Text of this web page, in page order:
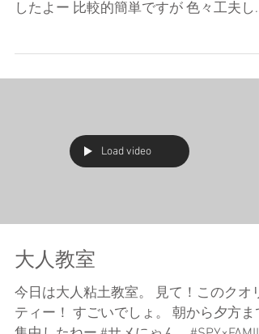
したよー 比較的簡単ですが 色々工夫し
わいいねー ありがとうー
Load video
大人教室
今日は大人粘土教室。 見て！このクオリ
ティー！ すごいでしょ。 朝から夕方ま